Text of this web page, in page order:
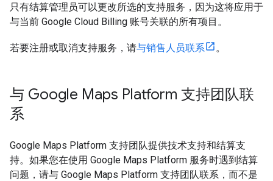
只有结算管理员可以更改所选的支持服务，因为这将应用于
与当前 Google Cloud Billing 账号关联的所有项目。
若要注册或取消支持服务，请与销售人员联系 。
与 Google Maps Platform 支持团队联
系
Google Maps Platform 支持团队提供技术支持和结算支
持。如果您在使用 Google Maps Platform 服务时遇到结算
问题，请与 Google Maps Platform 支持团队联系，而不是